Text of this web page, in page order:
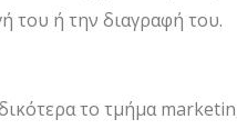
του ή την διαγραφή του.
το τμήμα